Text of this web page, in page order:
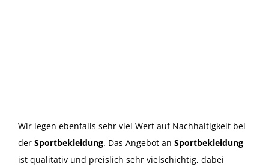
Wir legen ebenfalls sehr viel Wert auf Nachhaltigkeit bei
der Sportbekleidung. Das Angebot an Sportbekleidung
ist qualitativ und preislich sehr vielschichtig, dabei